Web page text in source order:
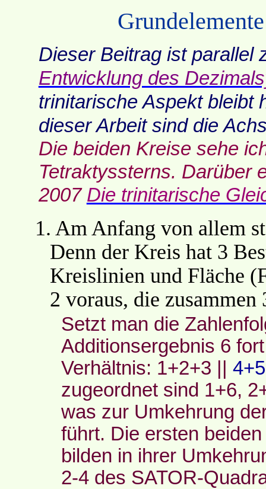
Dieser Beitrag ist parallel
Entwicklung des
trinitarische Aspekt bleibt
dieser Arbeit sind die
Die beiden Kreise sehe
Tetraktyssterns. Darüber
2007 Die trinitarische
1. Am Anfang von allem
Denn der Kreis hat 3
Kreislinien und Fläche
2 voraus, die zusammen
Setzt man die
Additionsergebnis 6
Verhältnis: 1+2+3 ||
zugeordnet sind 1+6,
was zur Umkehrung
führt. Die ersten
bilden in ihrer
2-4 des SATOR-